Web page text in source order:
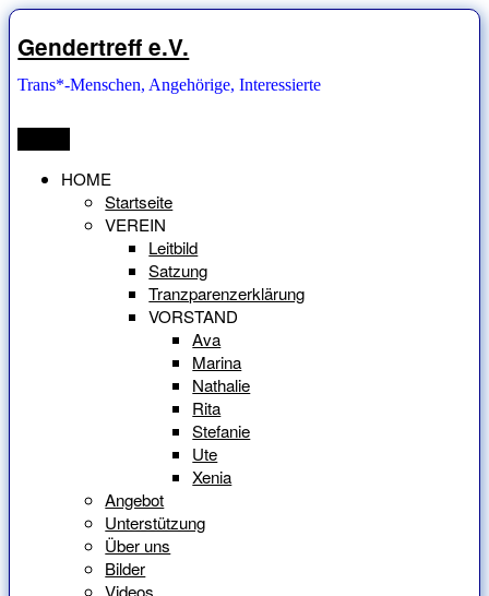
Zum
Inhalt
springen
Gendertreff e.V.
Trans*-Menschen, Angehörige, Interessierte
HOME
Startseite
VEREIN
Leitbild
Satzung
Tranzparenzerklärung
VORSTAND
Ava
Marina
Nathalie
Rita
Stefanie
Ute
Xenia
Angebot
Unterstützung
Über uns
Bilder
Videos